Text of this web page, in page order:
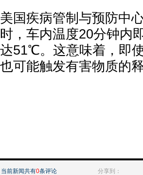
美国疾病管制与预防中
时，车内温度20分钟内
达51℃。这意味着，即
也可能触发有害物质的释
当前新闻共有0条评论 分享到：